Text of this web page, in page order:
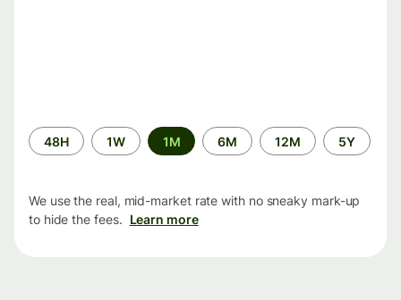
Time
period
48H 1W 1M 6M 12M 5Y
We use the real, mid-market rate with no sneaky mark-up
to hide the fees. Learn more